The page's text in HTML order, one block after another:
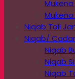
Niqab Tali
Niqab/ Cadar
Niqab
Niqab
Niqab